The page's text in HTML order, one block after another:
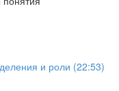
и роли (22:53)